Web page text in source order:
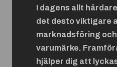
I dagens allt
det desto viktigare
marknadsföring
varumärke.
hjälper dig att